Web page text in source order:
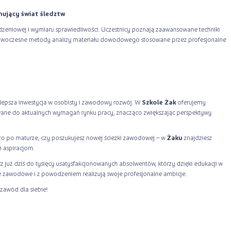
świat śledztw
i wymiaru sprawiedliwości. Uczestnicy poznają zaawansowane techniki
metody analizy materiału dowodowego stosowane przez profesjonalne
inwestycja w osobisty i zawodowy rozwój. WSzkole Żak oferujemy
do aktualnych wymagań rynku pracy, znacząco zwiększając perspektywy
po maturze, czy poszukujesz nowej ścieżki zawodowej – w Żaku znajdziesz
już dziś do tysięcy usatysfakcjonowanych absolwentów, którzy dzięki edukacji w
i z powodzeniem realizują swoje profesjonalne ambicje.
dla siebie!